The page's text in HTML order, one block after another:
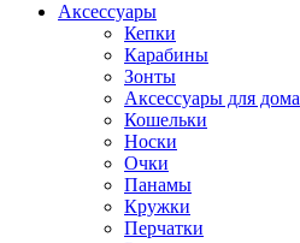
Аксессуары
Кепки
Карабины
Зонты
Аксессуары для дома
Кошельки
Носки
Очки
Панамы
Кружки
Перчатки